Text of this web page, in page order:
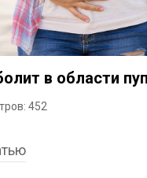
в области
452